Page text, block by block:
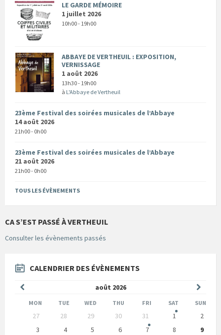
LE GARDE MÉMOIRE
1 juillet 2026
10h00 - 19h00
ABBAYE DE VERTHEUIL : EXPOSITION,
VERNISSAGE
1 août 2026
13h30 - 19h00
à L'Abbaye de Vertheuil
23ème Festival des soirées musicales de l’Abbaye
14 août 2026
21h00 - 0h00
23ème Festival des soirées musicales de l’Abbaye
21 août 2026
21h00 - 0h00
TOUS LES ÉVÈNEMENTS
CA S’EST PASSÉ À VERTHEUIL
Consulter les évènements passés
CALENDRIER DES ÉVÈNEMENTS
août 2026
précédent
MON TUE WED THU FRI SAT SUN
calendar
27 28 29 30 31 1
2
3
4 5 6 7 8
9